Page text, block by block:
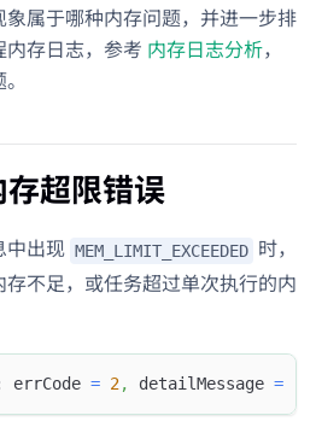
属于哪种内存问题，并进一步排
存日志，参考 内存日志分析，
超限错误
中出现 MEM_LIMIT_EXCEEDED 时，
不足，或任务超过单次执行的内
errCode = 2, detailMessage =